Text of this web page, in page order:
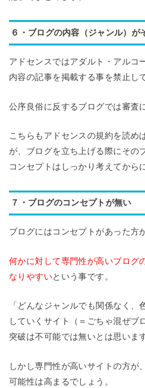
６・ブログの内容（ジャンル）が
アドセンスではアダルト・アルコ
内容の記事を掲載する事を禁止し
公序良俗に反するブログでは審査
こちらもアドセンスの規約を読め
が、ブログを立ち上げる際にその
コンセプトはしっかり考えてから
７・ブログのコンセプトが無い
ブログにはコンセプトがあった方
何かに対して専門性が高いブログ
なりやすい という事です。
「どんなジャンルでも関係なく、
していくサイト（＝ごちゃ混ぜブ
突破は不可能では無いとは思います
しかし専門性が高いサイトの方が
可能性は高まるでしょう。